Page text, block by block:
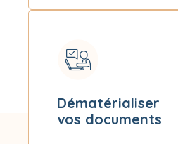
Dématérialiser
vos documents